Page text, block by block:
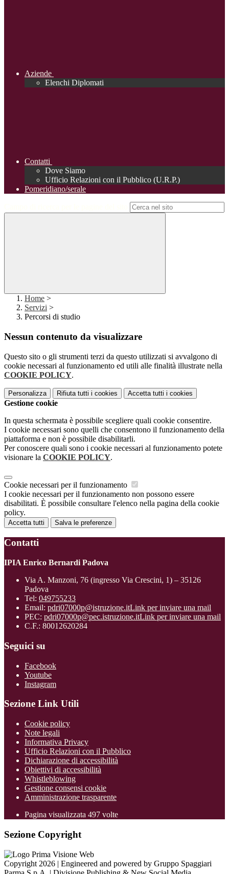
Aziende
Elenchi Diplomati
Contatti
Dove Siamo
Ufficio Relazioni con il Pubblico (U.R.P.)
Pomeridiano/serale
Home >
Servizi >
Percorsi di studio
Nessun contenuto da visualizzare
Questo sito o gli strumenti terzi da questo utilizzati si avvalgono di
cookie necessari al funzionamento ed utili alle finalità illustrate nella
COOKIE POLICY.
Personalizza Rifiuta tutti i cookies Accetta tutti i cookies
Gestione cookie
In questa schermata è possibile scegliere quali cookie consentire.
I cookie necessari sono quelli che consentono il funzionamento della
piattaforma e non è possibile disabilitarli.
Per conoscere quali sono i cookie necessari al funzionamento potete
visionare la COOKIE POLICY.
Cookie necessari per il funzionamento
I cookie necessari per il funzionamento non possono essere
disabilitati. È possibile consultare l'elenco nella pagina della cookie
policy.
Accetta tutti Salva le preferenze
Contatti
IPIA Enrico Bernardi Padova
Via A. Manzoni, 76 (ingresso Via Crescini, 1) – 35126
Padova
Tel: 049755233
Email: pdri07000p@istruzione.itLink per inviare una mail
PEC: pdri07000p@pec.istruzione.itLink per inviare una mail
C.F.: 80012620284
Seguici su
Facebook
Youtube
Instagram
Sezione Link Utili
Cookie policy
Note legali
Informativa Privacy
Ufficio Relazioni con il Pubblico
Dichiarazione di accessibilità
Obiettivi di accessibilità
Whistleblowing
Gestione consensi cookie
Amministrazione trasparente
Pagina visualizzata 497 volte
Sezione Copyright
Copyright 2026 | Engineered and powered by Gruppo Spaggiari